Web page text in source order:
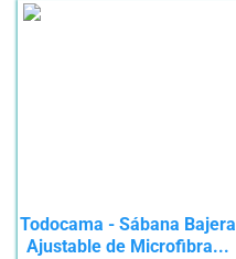
Todocama - Sábana Bajera
Ajustable de Microfibra...